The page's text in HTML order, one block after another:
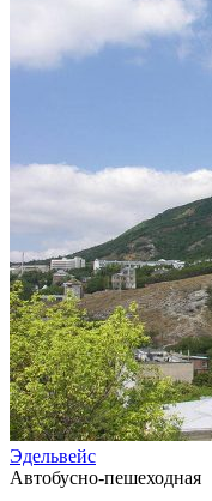
Эдельвейс
Автобусно-пешеходная